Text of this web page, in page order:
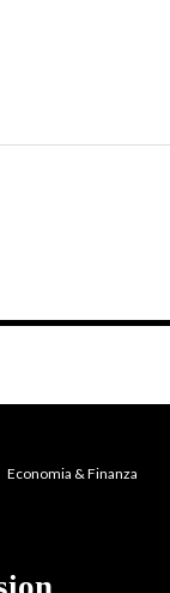
Economia & Finanza